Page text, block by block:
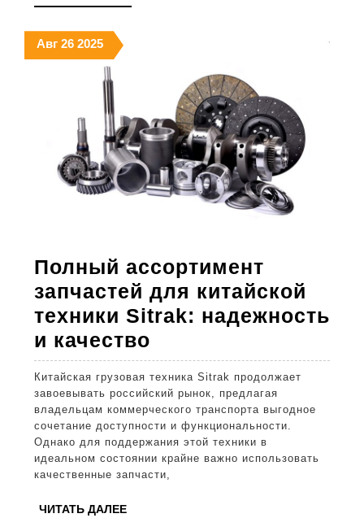
делового
человека
ДАЛЕЕ
Авг26.08.2025
2626.08.2025
202526.08.2025
Полный ассортимент
запчастей для китайской
техники Sitrak: надежность
и качество
ассортимент
запчастей
для
китайской
техники
Sitrak:
Китайская грузовая техника Sitrak продолжает
завоевывать российский рынок, предлагая
владельцам коммерческого транспорта выгодное
сочетание доступности и функциональности.
Однако для поддержания этой техники в
идеальном состоянии крайне важно использовать
качественные запчасти,
ЧИТАТЬ ДАЛЕЕЧИТАТЬ